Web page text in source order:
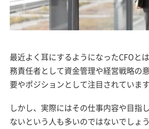
最近よく耳にするようになったCFOと
務責任者として資金管理や経営戦略の
要やポジションとして注目されています
しかし、実際にはその仕事内容や目指
ないという人も多いのではないでしょう